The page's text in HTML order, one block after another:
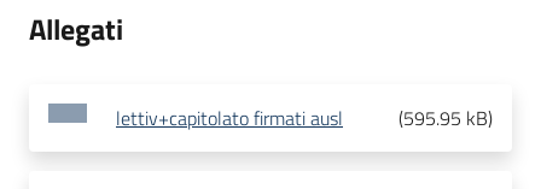
Allegati
lettiv+capitolato firmati ausl (595.95 kB)